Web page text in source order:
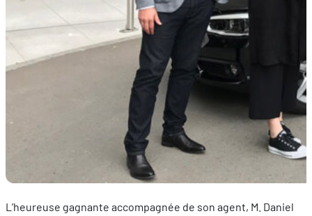
L’heureuse gagnante accompagnée de son agent, M. Daniel